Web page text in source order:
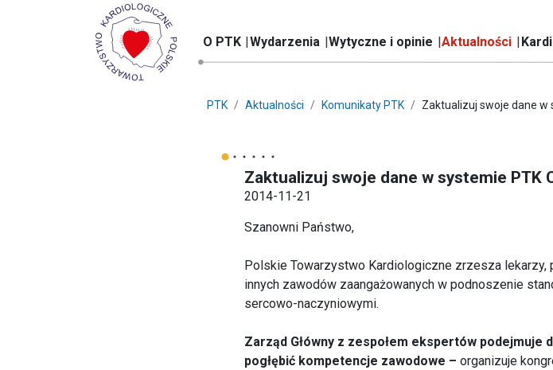
O PTK Wydarzenia Wytyczne i opinie Aktualności
PTK Aktualności Komunikaty PTK Zaktualizuj swoje dane w
Zaktualizuj swoje dane w systemie PTK
2014-11-21
Szanowni Państwo,
Polskie Towarzystwo Kardiologiczne zrzesza
innych zawodów zaangażowanych w podnoszenie
sercowo-naczyniowymi.
Zarząd Główny z zespołem ekspertów podejmuje
pogłębić kompetencje zawodowe – organizuje